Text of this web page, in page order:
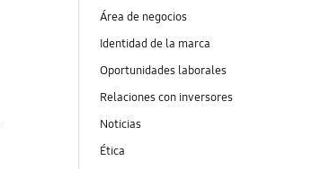
Área de negocios
Identidad de la marca
Oportunidades laborales
Relaciones con inversores
Noticias
Ética